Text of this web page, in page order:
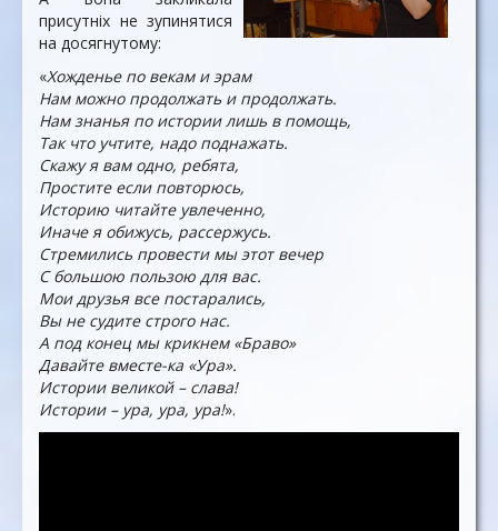
присутніх не зупинятися
на досягнутому:
«Хожденье по векам и эрам
Нам можно продолжать и продолжать.
Нам знанья по истории лишь в помощь,
Так что учтите, надо поднажать.
Скажу я вам одно, ребята,
Простите если повторюсь,
Историю читайте увлеченно,
Иначе я обижусь, рассержусь.
Стремились провести мы этот вечер
С большою пользою для вас.
Мои друзья все постарались,
Вы не судите строго нас.
А под конец мы крикнем «Браво»
Давайте вместе-ка «Ура».
Истории великой – слава!
Истории – ура, ура, ура!».